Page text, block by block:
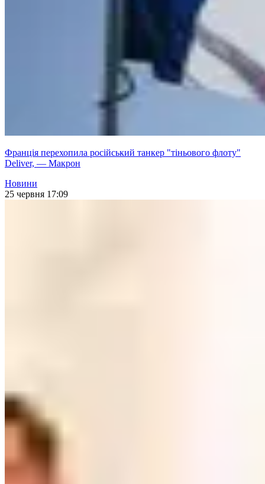
Франція перехопила російський танкер "тіньового флоту"
Deliver, — Макрон
Новини
25 червня 17:09